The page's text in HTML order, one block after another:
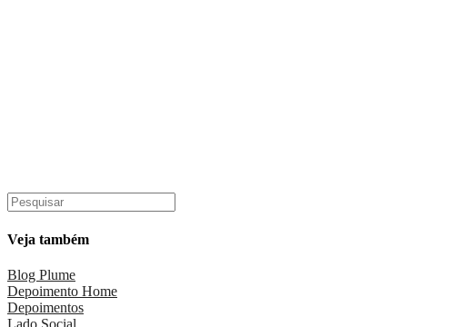
Veja também
Blog Plume
Depoimento Home
Depoimentos
Lado Social